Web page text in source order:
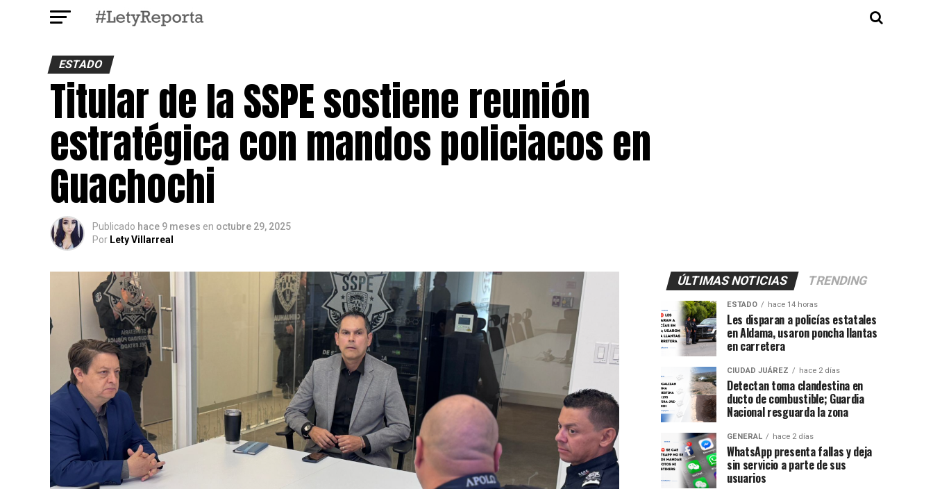
ESTADO
Titular de la SSPE sostiene reunión
estratégica con mandos policiacos en
Guachochi
Publicado hace 9 meses en octubre 29, 2025
Por Lety Villarreal
ÚLTIMAS NOTICIAS TRENDING
ESTADO hace 14 horas
Les disparan a policías estatales
en Aldama, usaron poncha llantas
en carretera
CIUDAD JUÁREZ hace 2 días
Detectan toma clandestina en
ducto de combustible; Guardia
Nacional resguarda la zona
GENERAL hace 2 días
WhatsApp presenta fallas y deja
sin servicio a parte de sus
usuarios